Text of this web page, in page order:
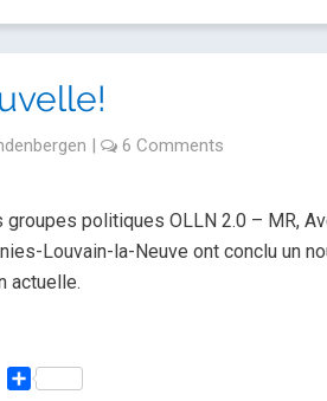
| 6 Comments
politiques OLLN 2.0 – MR,
Louvain-la-Neuve ont conclu un
actuelle.
CopyPartager